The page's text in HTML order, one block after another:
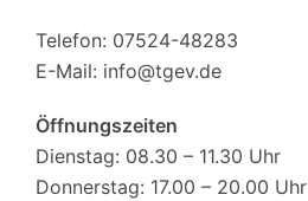
Telefon: 07524-48283
E-Mail: info@tgev.de
Öffnungszeiten
Dienstag: 08.30 – 11.30 Uhr
Donnerstag: 17.00 – 20.00 Uhr